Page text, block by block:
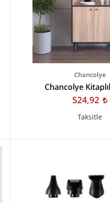
Chancolye
Chancolye
524,92
Taksitle